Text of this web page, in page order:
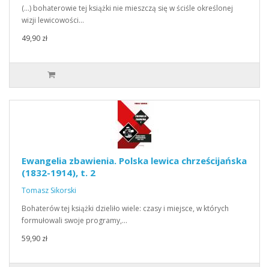
(…) bohaterowie tej książki nie mieszczą się w ściśle określonej
wizji lewicowości…
49,90 zł
Ewangelia zbawienia. Polska lewica chrześcijańska
(1832-1914), t. 2
Tomasz Sikorski
Bohaterów tej książki dzieliło wiele: czasy i miejsce, w których
formułowali swoje programy,…
59,90 zł